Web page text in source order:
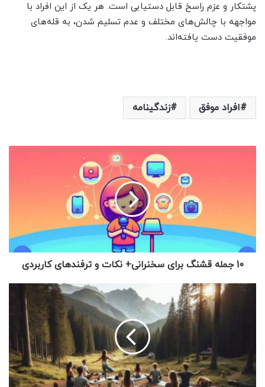
پشتکار و عزم راسخ قابل دستیابی است. هر یک از این افراد با
مواجهه با چالش‌های مختلف و عدم تسلیم شدن، به قله‌های
موفقیت دست یافته‌اند.
افراد موفق زندگینامه
10 جمله قشنگ برای سخنرانی+ نکات و ترفندهای کاربردی